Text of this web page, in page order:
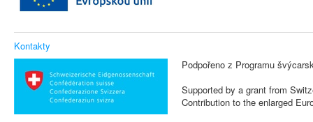
Kontakty
Podpořeno z Programu
Supported by a grant from
Contribution to the enlarged